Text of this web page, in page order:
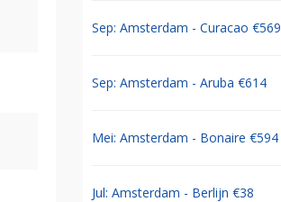
Sep: Amsterdam - Curacao €569
Sep: Amsterdam - Aruba €614
Mei: Amsterdam - Bonaire €594
Jul: Amsterdam - Berlijn €38